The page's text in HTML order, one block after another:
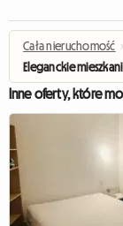
Cała nieruchomość ›
Eleganckie
Inne oferty, które